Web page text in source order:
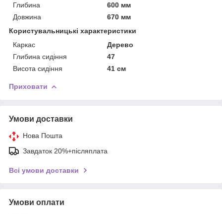
Глибина
600 мм
Довжина
670 мм
Користувальницькі характеристики
Каркас
Дерево
Глибина сидіння
47
Висота сидіння
41 см
Приховати
Умови доставки
Нова Пошта
Завдаток 20%+післяплата
Всі умови доставки
Умови оплати